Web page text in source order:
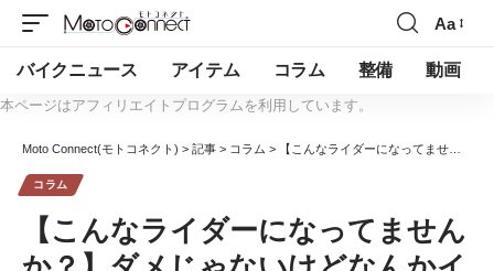
Aa
バイクニュース アイテム コラム 整備 動画
本ページはアフィリエイトプログラムを利用しています。
Moto Connect(モトコネクト) > 記事 > コラム > 【こんなライダーになってませんか？】ダメじゃないけどなんかイヤ！グレーゾーンなマナー違反
コラム
【こんなライダーになってません